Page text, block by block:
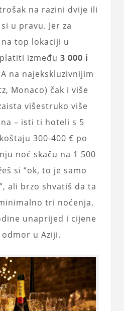
na razini dvije ili
u pravu. Jer za
top lokaciji u
između 3 000 i
na najekskluzivnijim
Monaco) čak i više
višestruko više
– isti ti hoteli s 5
300-400 € po
noć skaču na 1 500
si “ok, to je samo
ali brzo shvatiš da ta
tri noćenja,
unaprijed i cijene
u Aziji.